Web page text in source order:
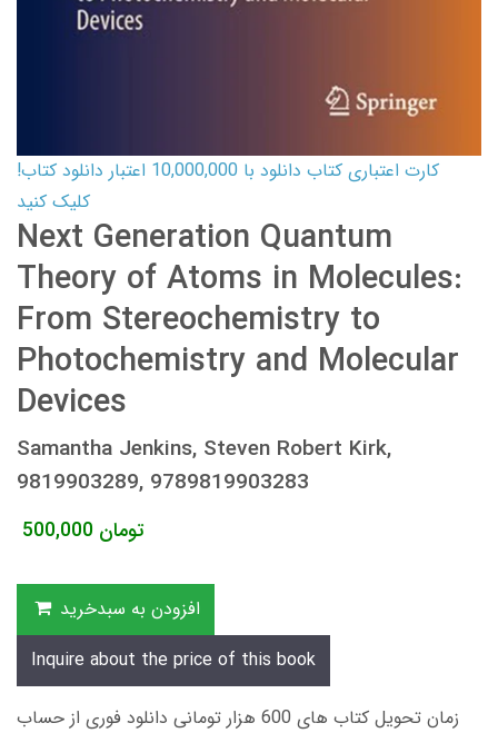
کارت اعتباری کتاب دانلود با 10,000,000 اعتبار دانلود کتاب!
کلیک کنید
Next Generation Quantum
Theory of Atoms in Molecules:
From Stereochemistry to
Photochemistry and Molecular
Devices
Samantha Jenkins, Steven Robert Kirk,
9819903289, 9789819903283
500,000 تومان
افزودن به سبدخرید
Inquire about the price of this book
زمان تحویل کتاب های 600 هزار تومانی دانلود فوری از حساب